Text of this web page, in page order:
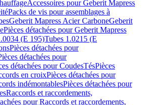
Accessoires pour Geberit Mapress
Packs de vis pour assemblages à
Geberit Mapress Acier CarboneGeberit
Pièces détachées pour Geberit Mapress
(E 195)Tubes 1.0215 (E
Pièces détachées pour
détachées pour
détachées pour CoudesTésPièces
en croixPièces détachées pour
indémontablesPièces détachées pour
Raccords et raccordements,
pour Raccords et raccordements,